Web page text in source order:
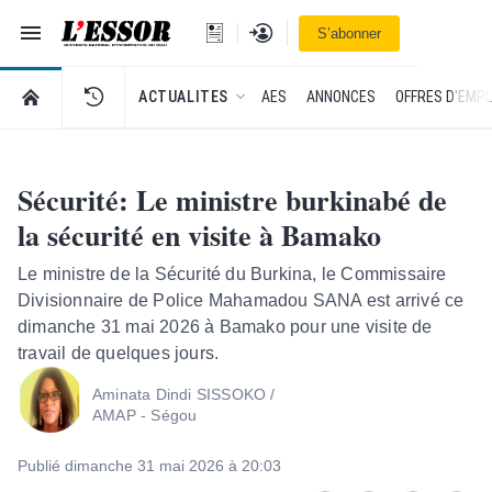
Navigation
L'Essor - retour à la une
Se connecterS’abonner
RETOUR À LA PAGE D’ACCUEIL DE L'ESSOR
ACTUALITES AES ANNONCES OFFRES
Sécurité: Le ministre burkinabé de
la sécurité en visite à Bamako
Le ministre de la Sécurité du Burkina, le Commissaire
Divisionnaire de Police Mahamadou SANA est arrivé ce
dimanche 31 mai 2026 à Bamako pour une visite de
travail de quelques jours.
Aminata Dindi SISSOKO /
AMAP - Ségou
Publié dimanche 31 mai 2026 à 20:03